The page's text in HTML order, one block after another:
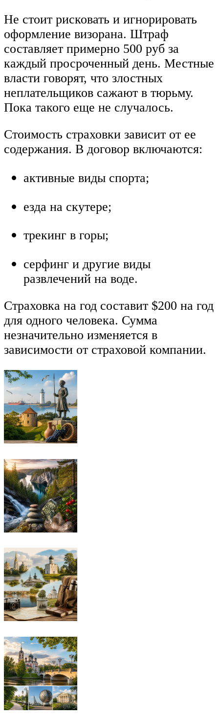
Не стоит рисковать и игнорировать
оформление визорана. Штраф
составляет примерно 500 руб за
каждый просроченный день. Местные
власти говорят, что злостных
неплательщиков сажают в тюрьму.
Пока такого еще не случалось.
Стоимость страховки зависит от ее
содержания. В договор включаются:
активные виды спорта;
езда на скутере;
трекинг в горы;
серфинг и другие виды
развлечений на воде.
Страховка на год составит $200 на год
для одного человека. Сумма
незначительно изменяется в
зависимости от страховой компании.